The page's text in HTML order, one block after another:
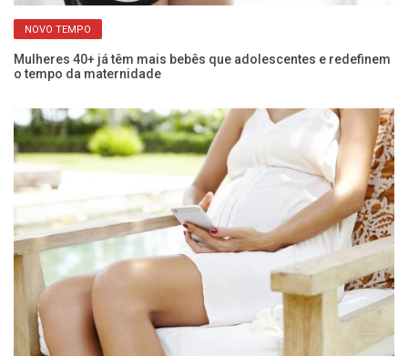
NOVO TEMPO
Mulheres 40+ já têm mais bebês que adolescentes e redefinem
o tempo da maternidade